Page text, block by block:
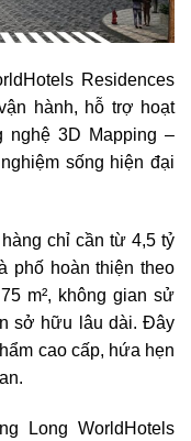
Residences
hành, hỗ trợ hoạt
nghệ 3D Mapping –
sống hiện đại
chỉ cần từ 4,5 tỷ
phố hoàn thiện theo
m², không gian sử
sở hữu lâu dài. Đây
cao cấp, hứa hẹn
Long WorldHotels